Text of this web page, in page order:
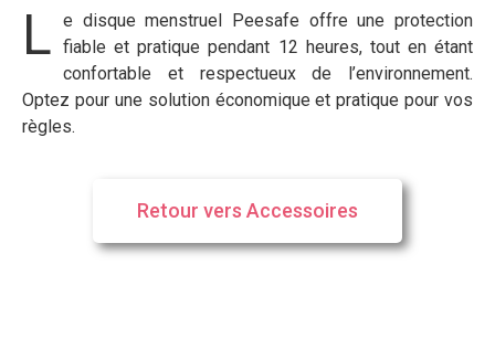
L e disque menstruel Peesafe offre une protection
fiable et pratique pendant 12 heures, tout en étant
confortable et respectueux de l’environnement.
Optez pour une solution économique et pratique pour vos
règles.
Retour vers Accessoires